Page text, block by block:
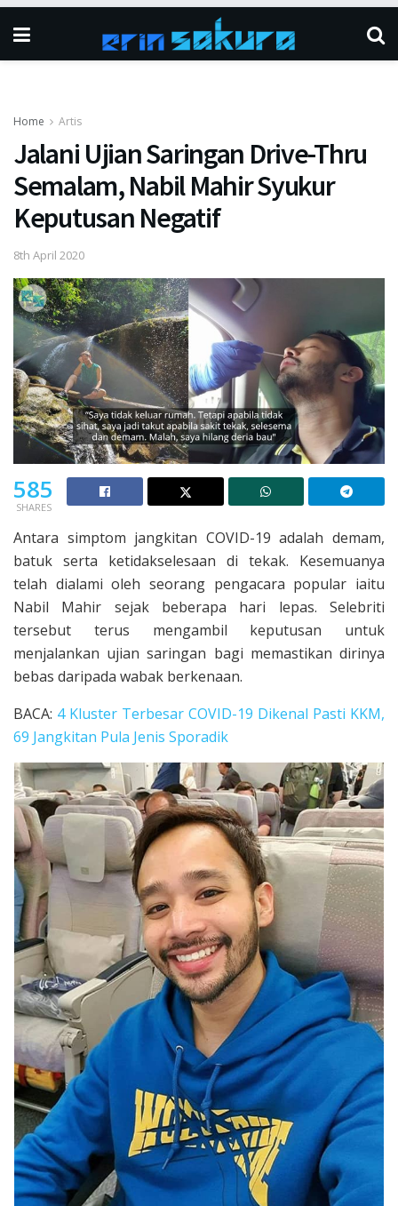
Home Artis
Jalani Ujian Saringan Drive-Thru
Semalam, Nabil Mahir Syukur
Keputusan Negatif
8th April 2020
585
SHARES
Antara simptom jangkitan COVID-19 adalah demam,
batuk serta ketidakselesaan di tekak. Kesemuanya
telah dialami oleh seorang pengacara popular iaitu
Nabil Mahir sejak beberapa hari lepas. Selebriti
tersebut terus mengambil keputusan untuk
menjalankan ujian saringan bagi memastikan dirinya
bebas daripada wabak berkenaan.
BACA: 4 Kluster Terbesar COVID-19 Dikenal Pasti KKM,
69 Jangkitan Pula Jenis Sporadik